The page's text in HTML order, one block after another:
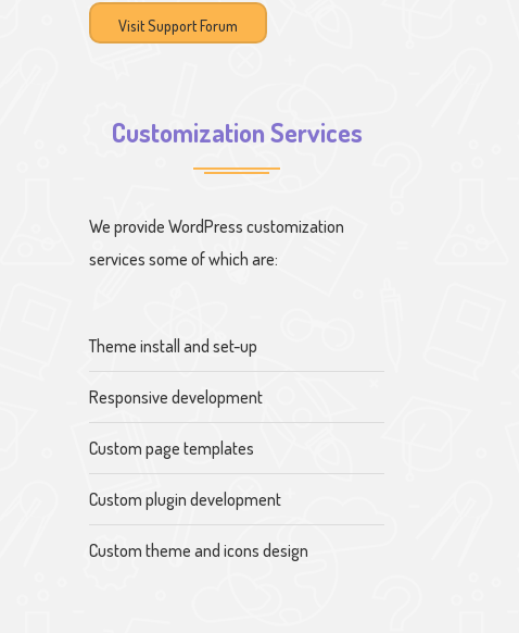
Visit Support Forum
Customization Services
We provide WordPress customization
services some of which are:
Theme install and set-up
Responsive development
Custom page templates
Custom plugin development
Custom theme and icons design